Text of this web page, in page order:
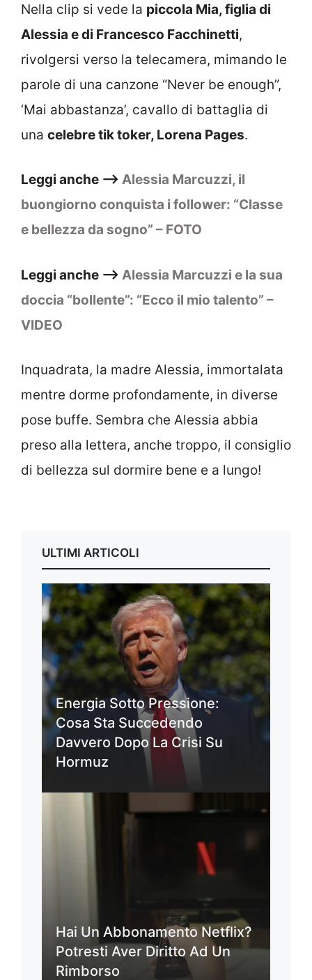
Nella clip si vede la piccola Mia, figlia di
Alessia e di Francesco Facchinetti,
rivolgersi verso la telecamera, mimando le
parole di una canzone “Never be enough”,
‘Mai abbastanza’, cavallo di battaglia di
una celebre tik toker, Lorena Pages.
Leggi anche –> Alessia Marcuzzi, il
buongiorno conquista i follower: “Classe
e bellezza da sogno” – FOTO
Leggi anche –> Alessia Marcuzzi e la sua
doccia “bollente”: “Ecco il mio talento” –
VIDEO
Inquadrata, la madre Alessia, immortalata
mentre dorme profondamente, in diverse
pose buffe. Sembra che Alessia abbia
preso alla lettera, anche troppo, il consiglio
di bellezza sul dormire bene e a lungo!
ULTIMI ARTICOLI
Energia Sotto Pressione:
Cosa Sta Succedendo
Davvero Dopo La Crisi Su
Hormuz
Hai Un Abbonamento Netflix?
Potresti Aver Diritto Ad Un
Rimborso